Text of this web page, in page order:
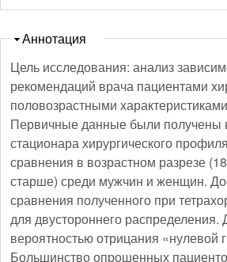
Скрыть
Аннотация
Цель исследования: анализ
рекомендаций врача пациентами
половозрастными
Первичные данные были получены
стационара хирургического
сравнения в возрастном разрезе
старше) среди мужчин и женщин.
сравнения полученного при
для двустороннего
вероятностью отрицания «нулевой
Большинство опрошенных